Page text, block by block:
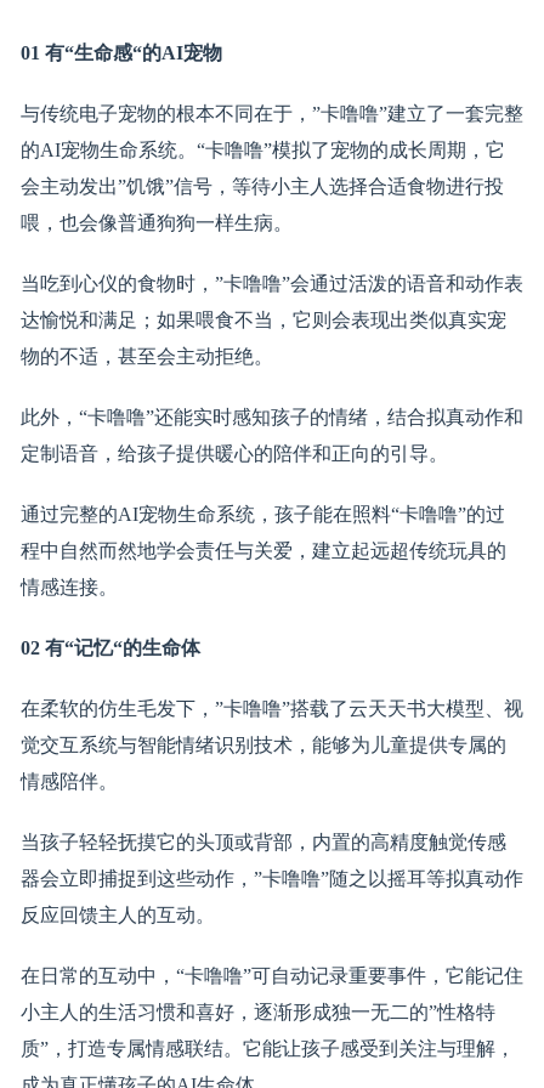
01 有“生命感“的AI宠物
与传统电子宠物的根本不同在于，”卡噜噜”建立了一套完整
的AI宠物生命系统。“卡噜噜”模拟了宠物的成长周期，它
会主动发出”饥饿”信号，等待小主人选择合适食物进行投
喂，也会像普通狗狗一样生病。
当吃到心仪的食物时，”卡噜噜”会通过活泼的语音和动作表
达愉悦和满足；如果喂食不当，它则会表现出类似真实宠
物的不适，甚至会主动拒绝。
此外，“卡噜噜”还能实时感知孩子的情绪，结合拟真动作和
定制语音，给孩子提供暖心的陪伴和正向的引导。
通过完整的AI宠物生命系统，孩子能在照料“卡噜噜”的过
程中自然而然地学会责任与关爱，建立起远超传统玩具的
情感连接。
02 有“记忆“的生命体
在柔软的仿生毛发下，”卡噜噜”搭载了云天天书大模型、视
觉交互系统与智能情绪识别技术，能够为儿童提供专属的
情感陪伴。
当孩子轻轻抚摸它的头顶或背部，内置的高精度触觉传感
器会立即捕捉到这些动作，”卡噜噜”随之以摇耳等拟真动作
反应回馈主人的互动。
在日常的互动中，“卡噜噜”可自动记录重要事件，它能记住
小主人的生活习惯和喜好，逐渐形成独一无二的”性格特
质”，打造专属情感联结。它能让孩子感受到关注与理解，